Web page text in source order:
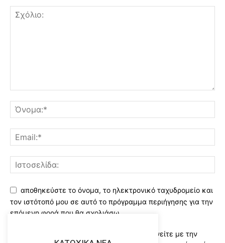
αποθηκεύστε το όνομα, το ηλεκτρονικό ταχυδρομείο και
τον ιστότοπό μου σε αυτό το πρόγραμμα περιήγησης για την
επόμενη φορά που θα σχολιάσω.
Χρησιμοποιώντας αυτό το έντυπο συμφωνείτε με την